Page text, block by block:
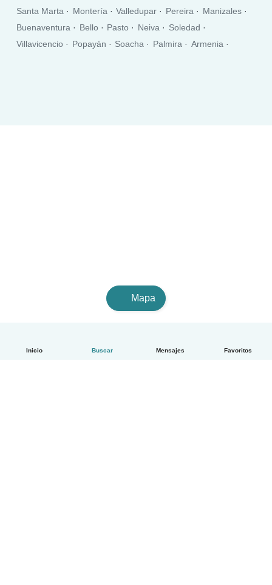
Inicio Buscar Mensajes Favoritos
Santa Marta
Montería Valledupar Pereira
Manizales
Buenaventura
Bello Pasto Neiva
Soledad
Villavicencio
Popayán Soacha Palmira
Armenia
Mapa